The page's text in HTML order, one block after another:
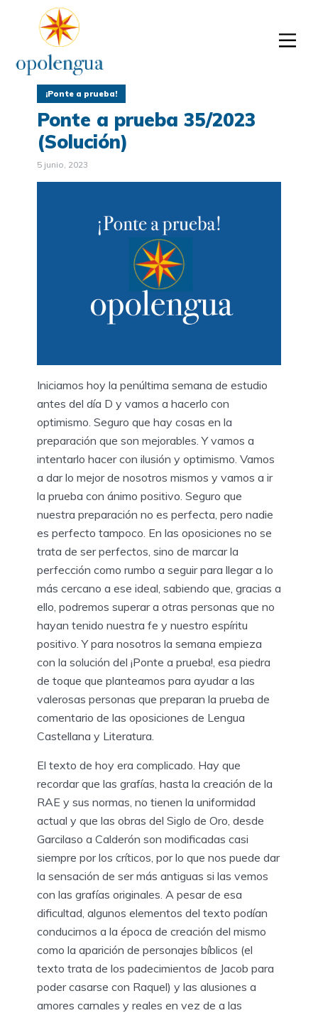
¡Ponte a prueba!
Ponte a prueba 35/2023
(Solución)
5 junio, 2023
Iniciamos hoy la penúltima semana de estudio
antes del día D y vamos a hacerlo con
optimismo. Seguro que hay cosas en la
preparación que son mejorables. Y vamos a
intentarlo hacer con ilusión y optimismo. Vamos
a dar lo mejor de nosotros mismos y vamos a ir
la prueba con ánimo positivo. Seguro que
nuestra preparación no es perfecta, pero nadie
es perfecto tampoco. En las oposiciones no se
trata de ser perfectos, sino de marcar la
perfección como rumbo a seguir para llegar a lo
más cercano a ese ideal, sabiendo que, gracias a
ello, podremos superar a otras personas que no
hayan tenido nuestra fe y nuestro espíritu
positivo. Y para nosotros la semana empieza
con la solución del ¡Ponte a prueba!, esa piedra
de toque que planteamos para ayudar a las
valerosas personas que preparan la prueba de
comentario de las oposiciones de Lengua
Castellana y Literatura.
El texto de hoy era complicado. Hay que
recordar que las grafías, hasta la creación de la
RAE y sus normas, no tienen la uniformidad
actual y que las obras del Siglo de Oro, desde
Garcilaso a Calderón son modificadas casi
siempre por los críticos, por lo que nos puede dar
la sensación de ser más antiguas si las vemos
con las grafías originales. A pesar de esa
dificultad, algunos elementos del texto podían
conducirnos a la época de creación del mismo
como la aparición de personajes bíblicos (el
texto trata de los padecimientos de Jacob para
poder casarse con Raquel) y las alusiones a
amores carnales y reales en vez de a las